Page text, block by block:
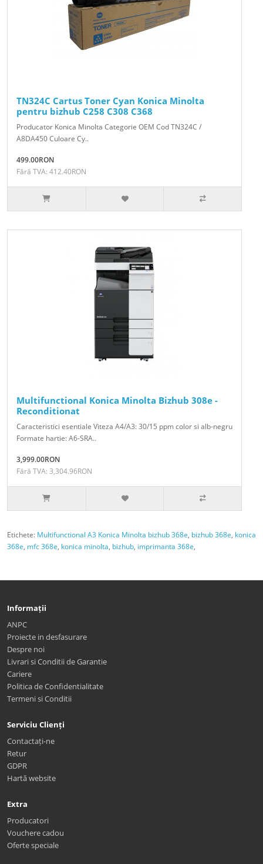
TN324C Cartus Toner Cyan Konica Minolta
pentru bizhub C258 C308 C368
Producator Konica Minolta Categorie OEM Cod TN324C /
A8DA450 Culoare Cy..
499.00RON
Fără TVA: 412.40RON
Multifunctional Konica Minolta Bizhub 308e -
Reconditionat
Caracteristici esentiale Viteza A4/A3: 30/15 ppm color si alb-negru
Formate hartie: A6-SRA..
3,999.00RON
Fără TVA: 3,304.96RON
Etichete: Multifunctional A3 Konica Minolta bizhub 368e, bizhub 368e, konica
368e, mfc 368e, konica minolta, bizhub, imprimanta 368e,
Informații
ANPC
Proiecte in desfasurare
Despre noi
Livrari si Conditii de Garantie
Cariere
Politica de Confidentialitate
Termeni si Conditii
Serviciu Clienți
Contactați-ne
Retur
GDPR
Hartă website
Extra
Producatori
Vouchere cadou
Oferte speciale